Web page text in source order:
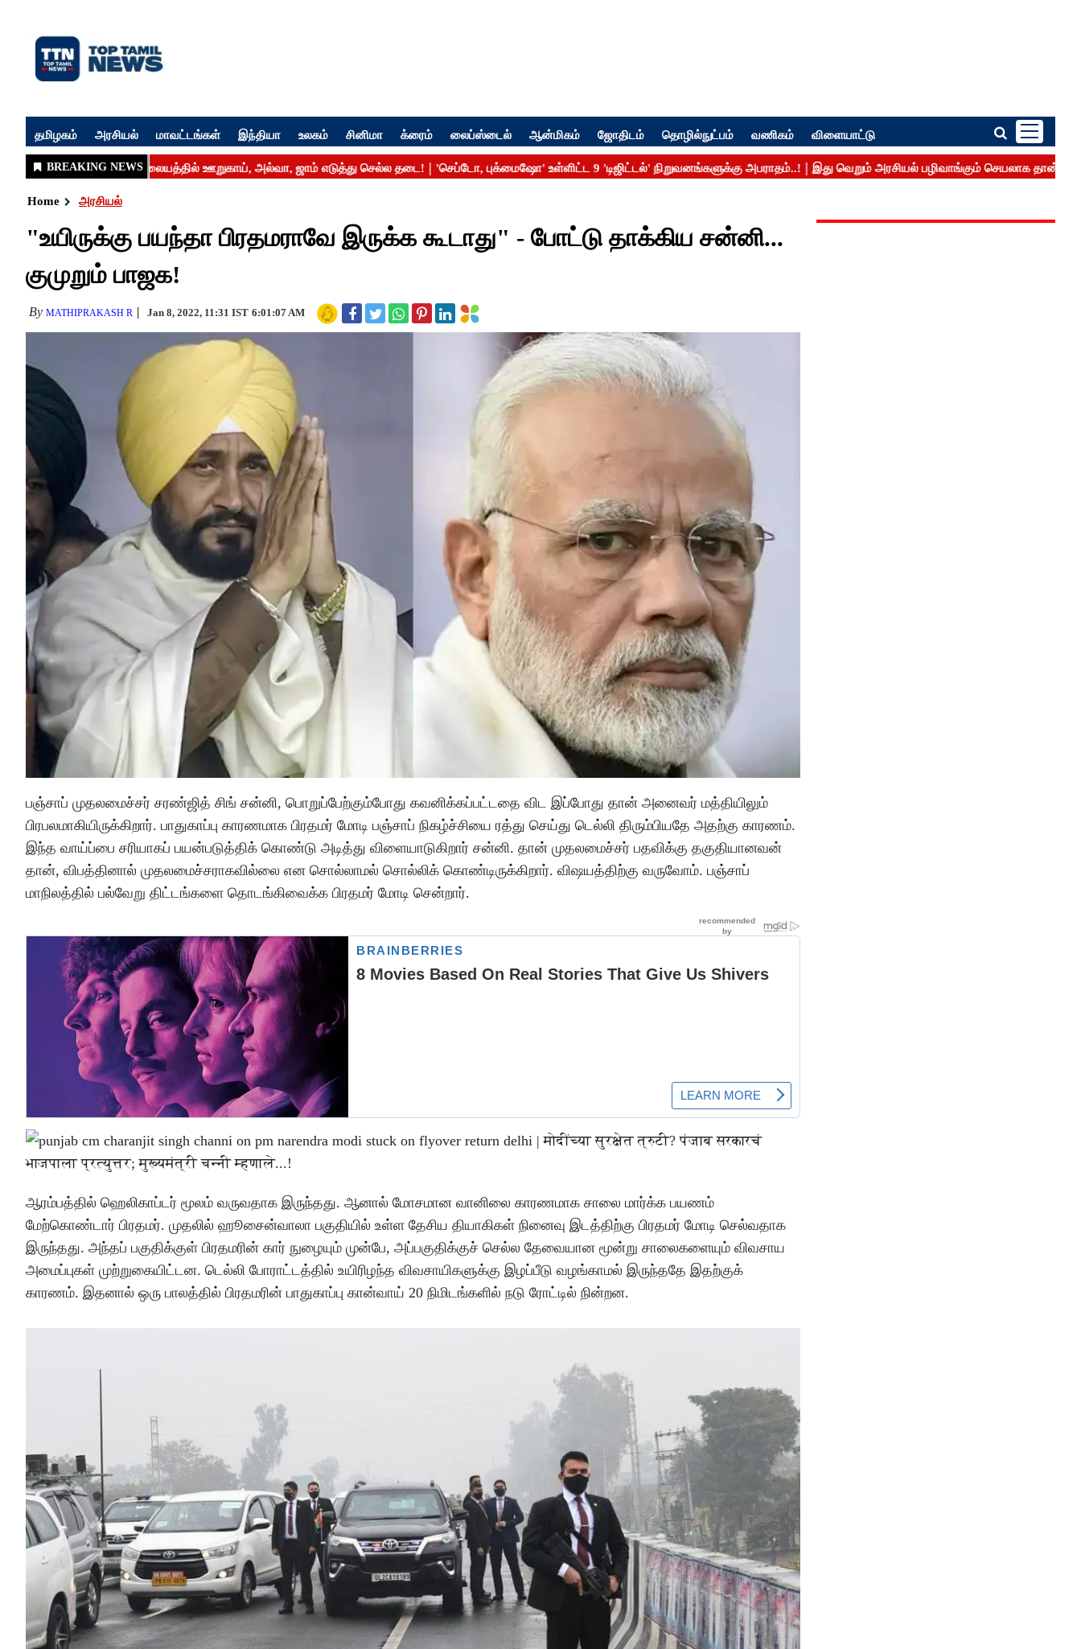
தமிழகம் அரசியல் மாவட்டங்கள் இந்தியா உலகம் சினிமா க்ரைம் லைப்ஸ்டைல் ஆன்மிகம் ஜோதிடம் தொழில்நுட்பம் வணிகம் விளையாட்டு
Home அரசியல்
"உயிருக்கு பயந்தா பிரதமராவே இருக்க கூடாது" - போட்டு தாக்கிய சன்னி...
குமுறும் பாஜக!
By MATHIPRAKASH R Jan 8, 2022, 11:31 IST 6:01:07 AM
பஞ்சாப் முதலமைச்சர் சரண்ஜித் சிங் சன்னி, பொறுப்பேற்கும்போது கவனிக்கப்பட்டதை விட இப்போது தான் அனைவர் மத்தியிலும்
பிரபலமாகியிருக்கிறார். பாதுகாப்பு காரணமாக பிரதமர் மோடி பஞ்சாப் நிகழ்ச்சியை ரத்து செய்து டெல்லி திரும்பியதே அதற்கு காரணம்.
இந்த வாய்ப்பை சரியாகப் பயன்படுத்திக் கொண்டு அடித்து விளையாடுகிறார் சன்னி. தான் முதலமைச்சர் பதவிக்கு தகுதியானவன்
தான், விபத்தினால் முதலமைச்சராகவில்லை என சொல்லாமல் சொல்லிக் கொண்டிருக்கிறார். விஷயத்திற்கு வருவோம். பஞ்சாப்
மாநிலத்தில் பல்வேறு திட்டங்களை தொடங்கிவைக்க பிரதமர் மோடி சென்றார்.
ஆரம்பத்தில் ஹெலிகாப்டர் மூலம் வருவதாக இருந்தது. ஆனால் மோசமான வானிலை காரணமாக சாலை மார்க்க பயணம்
மேற்கொண்டார் பிரதமர். முதலில் ஹூசைன்வாலா பகுதியில் உள்ள தேசிய தியாகிகள் நினைவு இடத்திற்கு பிரதமர் மோடி செல்வதாக
இருந்தது. அந்தப் பகுதிக்குள் பிரதமரின் கார் நுழையும் முன்பே, அப்பகுதிக்குச் செல்ல தேவையான மூன்று சாலைகளையும் விவசாய
அமைப்புகள் முற்றுகையிட்டன. டெல்லி போராட்டத்தில் உயிரிழந்த விவசாயிகளுக்கு இழப்பீடு வழங்காமல் இருந்ததே இதற்குக்
காரணம். இதனால் ஒரு பாலத்தில் பிரதமரின் பாதுகாப்பு கான்வாய் 20 நிமிடங்களில் நடு ரோட்டில் நின்றன.